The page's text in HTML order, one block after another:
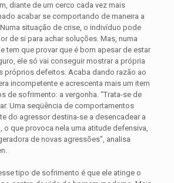
diante de um cerco cada vez mais
acabar se comportando de maneira a
situação de crise, o indivíduo pode
de si para achar soluções. Mas, numa
tem que provar que é bom apesar de estar
ele só vai conseguir mostrar a própria
próprios defeitos. Acaba dando razão ao
incompetente e acrescenta mais um item
de sofrimento: a vergonha. “Trata-se de
Uma seqüência de comportamentos
do agressor destina-se a desencadear a
o que provoca nela uma atitude defensiva,
de novas agressões”, analisa
tipo de sofrimento é que ele atinge o